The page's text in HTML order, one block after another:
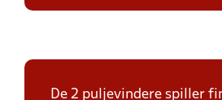
De 2 puljevindere spiller